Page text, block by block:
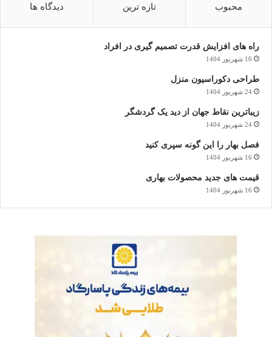
محبوب تازه ترین دیدگاه ها
راه های افزایش قدرت تصمیم گیری در افراد
16 شهریور 1404
طراحی دکوراسیون منزل
24 شهریور 1404
زیباترین نقاط جهان از دید یک گردشگر
24 شهریور 1404
فصل بهار را این گونه سپری کنید
16 شهریور 1404
قیمت های جدید محصولات بهاری
16 شهریور 1404